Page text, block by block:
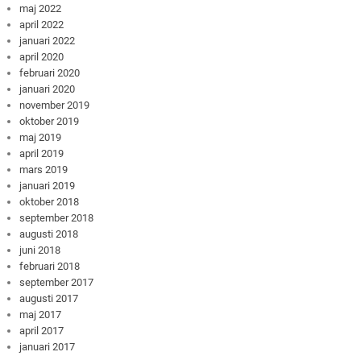
maj 2022
april 2022
januari 2022
april 2020
februari 2020
januari 2020
november 2019
oktober 2019
maj 2019
april 2019
mars 2019
januari 2019
oktober 2018
september 2018
augusti 2018
juni 2018
februari 2018
september 2017
augusti 2017
maj 2017
april 2017
januari 2017